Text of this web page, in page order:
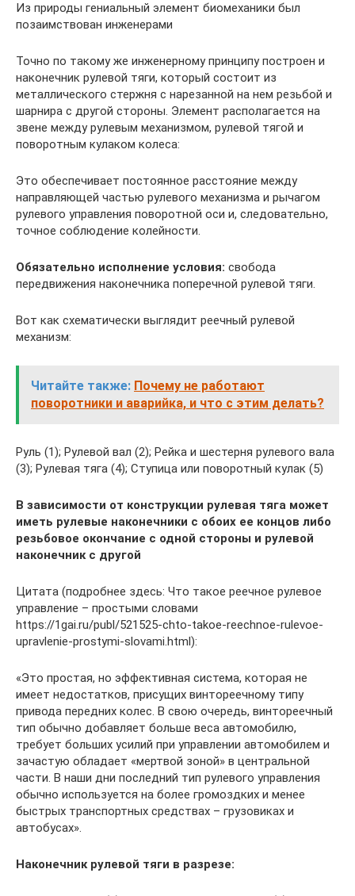
Из природы гениальный элемент биомеханики был
позаимствован инженерами
Точно по такому же инженерному принципу построен и
наконечник рулевой тяги, который состоит из
металлического стержня с нарезанной на нем резьбой и
шарнира с другой стороны. Элемент располагается на
звене между рулевым механизмом, рулевой тягой и
поворотным кулаком колеса:
Это обеспечивает постоянное расстояние между
направляющей частью рулевого механизма и рычагом
рулевого управления поворотной оси и, следовательно,
точное соблюдение колейности.
Обязательно исполнение условия: свобода
передвижения наконечника поперечной рулевой тяги.
Вот как схематически выглядит реечный рулевой
механизм:
Читайте также: Почему не работают
поворотники и аварийка, и что с этим делать?
Руль (1); Рулевой вал (2); Рейка и шестерня рулевого вала
(3); Рулевая тяга (4); Ступица или поворотный кулак (5)
В зависимости от конструкции рулевая тяга может
иметь рулевые наконечники с обоих ее концов либо
резьбовое окончание с одной стороны и рулевой
наконечник с другой
Цитата (подробнее здесь: Что такое реечное рулевое
управление – простыми словами
https://1gai.ru/publ/521525-chto-takoe-reechnoe-rulevoe-
upravlenie-prostymi-slovami.html):
«Это простая, но эффективная система, которая не
имеет недостатков, присущих винтореечному типу
привода передних колес. В свою очередь, винтореечный
тип обычно добавляет больше веса автомобилю,
требует больших усилий при управлении автомобилем и
зачастую обладает «мертвой зоной» в центральной
части. В наши дни последний тип рулевого управления
обычно используется на более громоздких и менее
быстрых транспортных средствах – грузовиках и
автобусах».
Наконечник рулевой тяги в разрезе: